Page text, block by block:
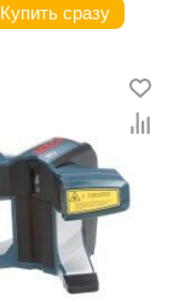
Купить сразу